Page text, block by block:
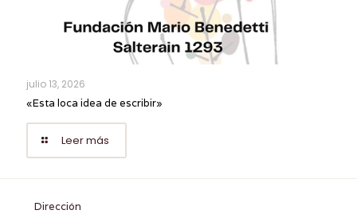
julio 13, 2026
«Esta loca idea de escribir»
Leer más
Dirección